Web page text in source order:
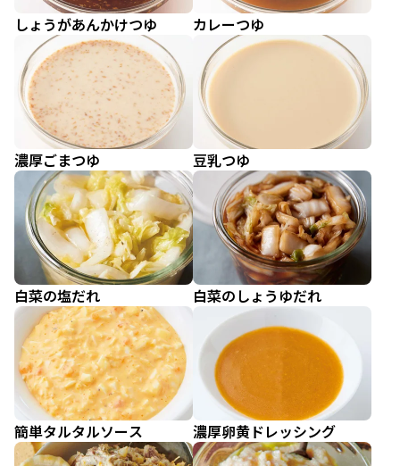
しょうがあんかけつゆ カレーつゆ
濃厚ごまつゆ 豆乳つゆ
白菜の塩だれ 白菜のしょうゆだれ
簡単タルタルソース 濃厚卵黄ドレッシング